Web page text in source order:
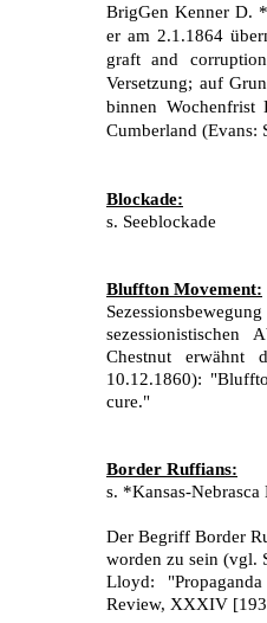
BrigGen Kenner D.
er am 2.1.1864
graft and
Versetzung; auf
binnen
Cumberland (Evans:
Blockade:
s. Seeblockade
Bluffton Movement:
sezessionistischen
Chestnut erwähnt
10.12.1860):
cure."
Border Ruffians:
s. *Kansas-
Der Begriff Border
worden zu sein (vgl.
Lloyd:
Review, XXXIV